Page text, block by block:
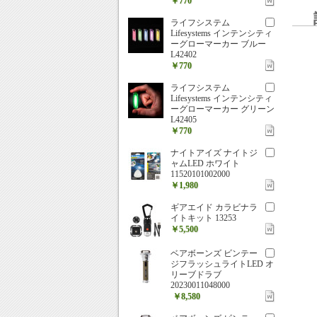
ライフシステム
Lifesystems インテンシティ
ーグローマーカー ブルー
L42402
￥770
ライフシステム
Lifesystems インテンシティ
ーグローマーカー グリーン
L42405
￥770
ナイトアイズ ナイトジ
ャムLED ホワイト
11520101002000
￥1,980
ギアエイド カラビナラ
イトキット 13253
￥5,500
ベアボーンズ ビンテー
ジフラッシュライトLED オ
リーブドラブ
20230011048000
￥8,580